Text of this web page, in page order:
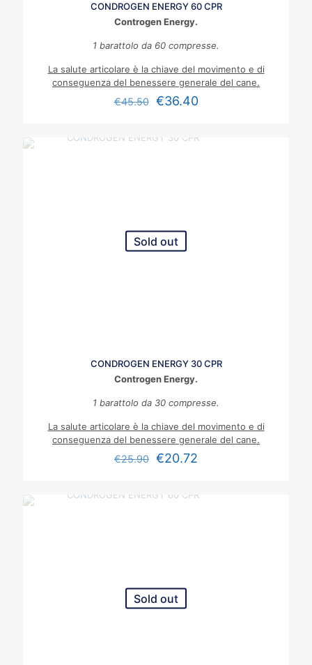
CONDROGEN ENERGY 60 CPR
Controgen Energy.
1 barattolo da 60 compresse.
La salute articolare è la chiave del movimento e di
conseguenza del benessere generale del cane.
€45.50 €36.40
Sold out
CONDROGEN ENERGY 30 CPR
Controgen Energy.
1 barattolo da 30 compresse.
La salute articolare è la chiave del movimento e di
conseguenza del benessere generale del cane.
€25.90 €20.72
Sold out